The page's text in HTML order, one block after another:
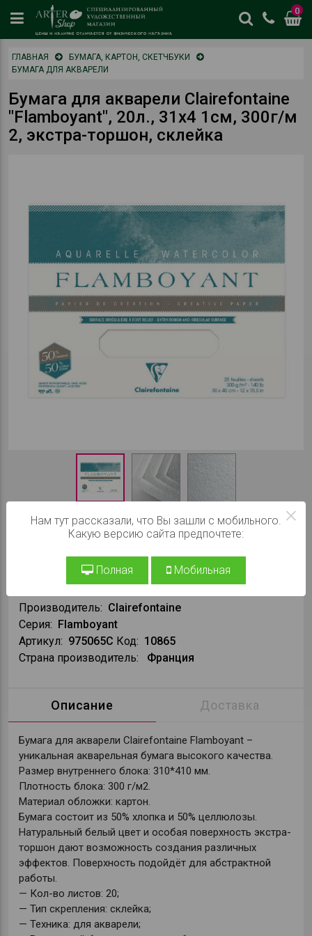
0
цены
от
ГЛАВНАЯ
БУМАГА, КАРТОН, СКЕТЧБУКИ
БУМАГА ДЛЯ АКВАРЕЛИ
Бумага для акварели Clairefontaine
"Flamboyant", 20л., 31х4 1см, 300г/м
2, экстра-торшон, склейка
При заказе на сайте:3890 ₽
В КОРЗИНУ
Производитель: Clairefontaine
Серия: Flamboyant
Артикул: 975065C Код: 10865
Страна производитель:
Франция
Описание Доставка
Бумага для акварели Clairefontaine Flamboyant –
уникальная акварельная бумага высокого качества.
Размер внутреннего блока: 310*410 мм.
Плотность блока: 300 г/м2.
Материал обложки: картон.
Бумага состоит из 50% хлопка и 50% целлюлозы.
Натуральный белый цвет и особая поверхность экстра-
торшон дают возможность создания различных
эффектов. Поверхность подойдёт для абстрактной
работы.
— Кол-во листов: 20;
— Тип скрепления: склейка;
— Техника: для акварели;
×
Нам тут рассказали, что Вы зашли с мобильного.
Какую версию сайта предпочтете:
Полная Мобильная